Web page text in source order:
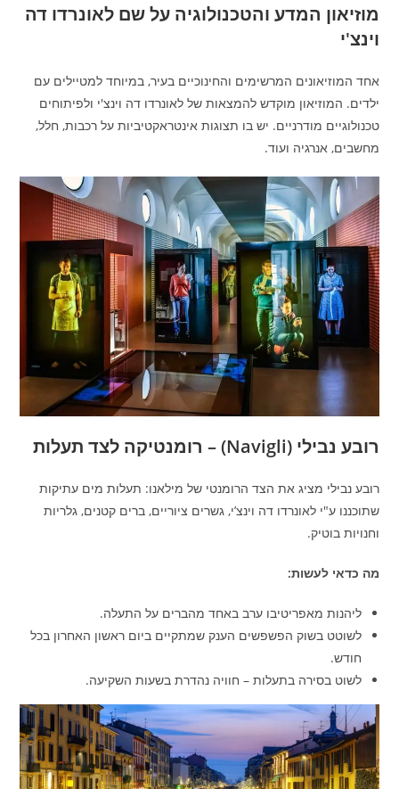
מוזיאון המדע והטכנולוגיה על שם לאונרדו דה
וינצ'י
אחד המוזיאונים המרשימים והחינוכיים בעיר, במיוחד למטיילים עם
ילדים. המוזיאון מוקדש להמצאות של לאונרדו דה וינצ'י ולפיתוחים
טכנולוגיים מודרניים. יש בו תצוגות אינטראקטיביות על רכבות, חלל,
מחשבים, אנרגיה ועוד.
רובע נבילי (Navigli) – רומנטיקה לצד תעלות
רובע נבילי מציג את הצד הרומנטי של מילאנו: תעלות מים עתיקות
שתוכננו ע"י לאונרדו דה וינצ’י, גשרים ציוריים, ברים קטנים, גלריות
וחנויות בוטיק.
מה כדאי לעשות:
ליהנות מאפריטיבו ערב באחד מהברים על התעלה.
לשוטט בשוק הפשפשים הענק שמתקיים ביום ראשון האחרון בכל
חודש.
לשוט בסירה בתעלות – חוויה נהדרת בשעות השקיעה.